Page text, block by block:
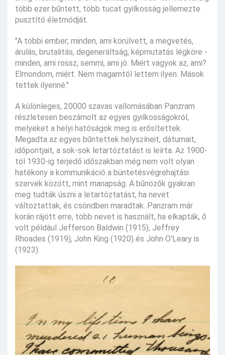
több ezer bűntett, több tucat gyilkosság jellemezte
pusztító életmódját.
"A többi ember; minden, ami körülvett, a megvetés,
árulás, brutalitás, degeneráltság, képmutatás légköre -
minden, ami rossz, semmi, ami jó. Miért vagyok az, ami?
Elmondom, miért. Nem magamtól lettem ilyen. Mások
tettek ilyenné."
A különleges, 20000 szavas vallomásában Panzram
részletesen beszámolt az egyes gyilkosságokról,
melyeket a helyi hatóságok meg is erősítettek.
Megadta az egyes bűntettek helyszíneit, dátumait,
időpontjait, a sok-sok letartóztatást is leírta. Az 1900-
tól 1930-ig terjedő időszakban még nem volt olyan
hatékony a kommunikáció a büntetésvégrehajtási
szervek között, mint manapság. A bűnözők gyakran
meg tudták úszni a letartóztatást, ha nevet
változtattak, és csöndben maradtak. Panzram már
korán rájött erre, több nevet is használt, ha elkapták, ő
volt például Jefferson Baldwin (1915), Jeffrey
Rhoades (1919), John King (1920) és John O'Leary is
(1923).